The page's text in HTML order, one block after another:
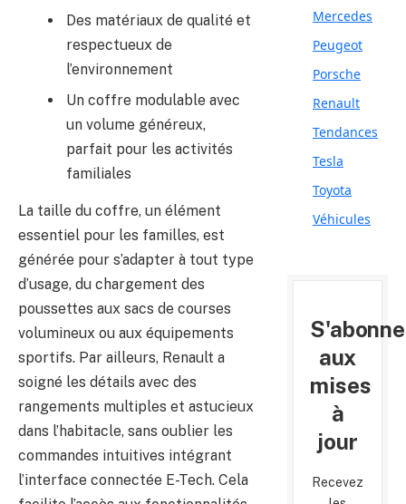
Des matériaux de qualité et
respectueux de
l’environnement
Un coffre modulable avec
un volume généreux,
parfait pour les activités
familiales
La taille du coffre, un élément
essentiel pour les familles, est
générée pour s’adapter à tout type
d’usage, du chargement des
poussettes aux sacs de courses
volumineux ou aux équipements
sportifs. Par ailleurs, Renault a
soigné les détails avec des
rangements multiples et astucieux
dans l’habitacle, sans oublier les
commandes intuitives intégrant
l’interface connectée E-Tech. Cela
Mercedes
Peugeot
Porsche
Renault
Tendances
Tesla
Toyota
Véhicules
aux
mises
à
jour
Recevez